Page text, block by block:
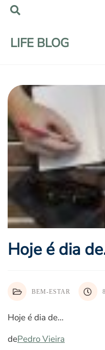
LIFE BLOG
Hoje é dia
BEM-ESTAR
Hoje é dia de…
dePedro Vieira